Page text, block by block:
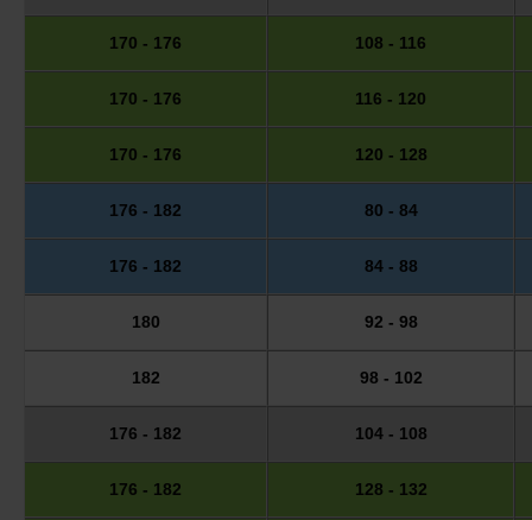
170 - 176 108 - 116
170 - 176 116 - 120
170 - 176 120 - 128
176 - 182 80 - 84
176 - 182 84 - 88
180 92 - 98
182 98 - 102
176 - 182 104 - 108
176 - 182 128 - 132